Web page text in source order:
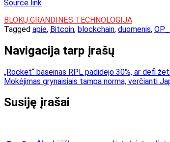
Source link
BLOKŲ GRANDINĖS TECHNOLOGIJA
Tagged apie, Bitcoin, blockchain, duomenis,
Navigacija tarp įrašų
„Rocket“ baseinas RPL padidėjo 30%, ar defi
Mokėjimas grynaisiais tampa norma, verčianti
Susiję įrašai